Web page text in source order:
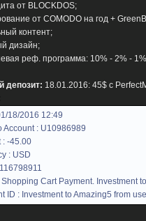
от BLOCKDOS;
от COMODO на год +
контент;
дизайн;
реф. программа: 10% - 2% -
депозит: 18.01.2016: 45$ с
18/2016 12:49
Account : U10986989
: -45.00
: USD
Shopping Cart Payment. Investment
ID : Investment to Amazing5 from